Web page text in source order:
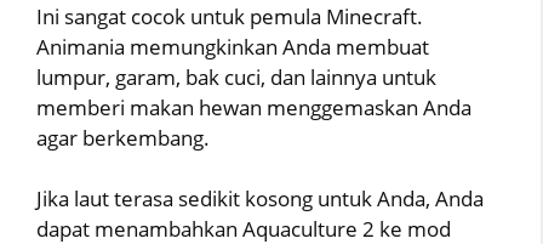
Ini sangat cocok untuk pemula Minecraft.
Animania memungkinkan Anda membuat
lumpur, garam, bak cuci, dan lainnya untuk
memberi makan hewan menggemaskan Anda
agar berkembang.
Jika laut terasa sedikit kosong untuk Anda, Anda
dapat menambahkan Aquaculture 2 ke mod